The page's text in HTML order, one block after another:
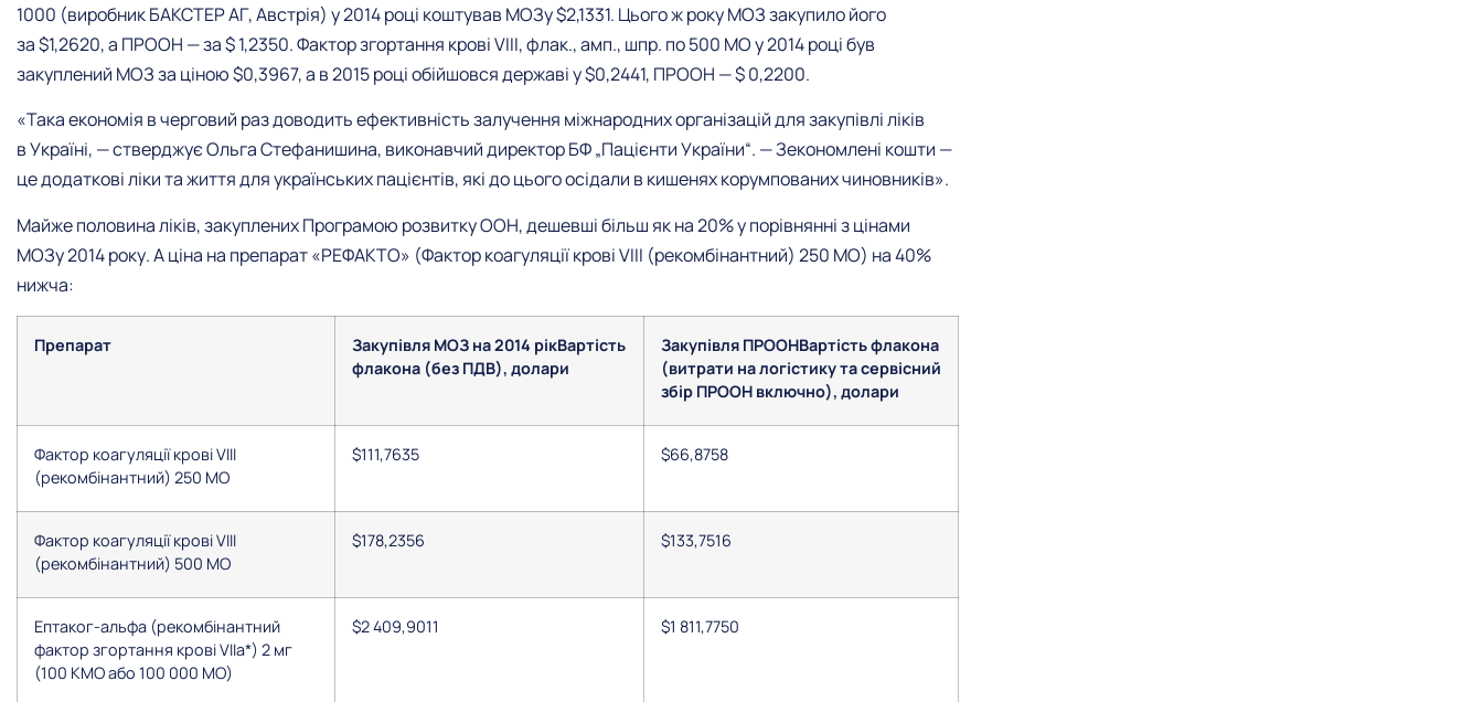
1000 (виробник БАКСТЕР АГ, Австрія) у 2014 році коштував МОЗу $2,1331. Цього ж року МОЗ закупило його
за $1,2620, а ПРООН — за $ 1,2350. Фактор згортання крові VIII, флак., амп., шпр. по 500 МО у 2014 році був
закуплений МОЗ за ціною $0,3967, а в 2015 році обійшовся державі у $0,2441, ПРООН — $ 0,2200.
«Така економія в черговий раз доводить ефективність залучення міжнародних організацій для закупівлі ліків
в Україні, — стверджує Ольга Стефанишина, виконавчий директор БФ „Пацієнти України“. — Зекономлені кошти —
це додаткові ліки та життя для українських пацієнтів, які до цього осідали в кишенях корумпованих чиновників».
Майже половина ліків, закуплених Програмою розвитку ООН, дешевші більш як на 20% у порівнянні з цінами
МОЗу 2014 року. А ціна на препарат «РЕФАКТО» (Фактор коагуляції крові VIII (рекомбінантний) 250 МО) на 40%
нижча:
Препарат Закупівля МОЗ на 2014 рікВартість
флакона (без ПДВ), долари
Закупівля ПРООНВартість флакона
(витрати на логістику та сервісний
збір ПРООН включно), долари
Фактор коагуляції крові VIII
(рекомбінантний) 250 МО
$111,7635 $66,8758
Фактор коагуляції крові VIII
(рекомбінантний) 500 МО
$178,2356 $133,7516
Ептаког-альфа (рекомбінантний
фактор згортання крові VIIа*) 2 мг
(100 КМО або 100 000 МО)
$2 409,9011 $1 811,7750